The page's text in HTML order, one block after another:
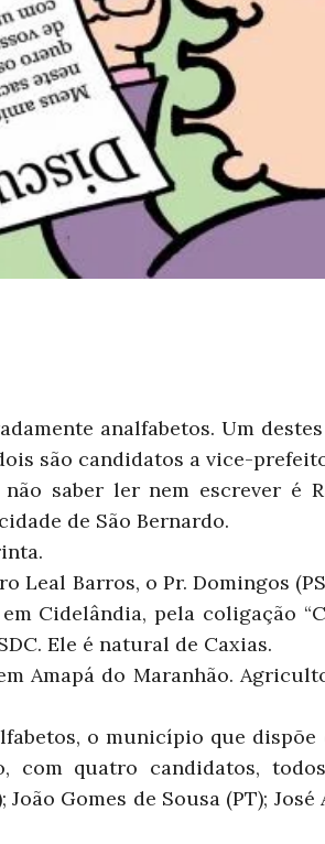
analfabetos. Um
são candidatos a vice-
saber ler nem escrever é
de São Bernardo.
Leal Barros, o Pr. Domingos
Cidelândia, pela coligação
Ele é natural de Caxias.
Amapá do Maranhão.
o município que
com quatro candidatos,
Gomes de Sousa (PT);